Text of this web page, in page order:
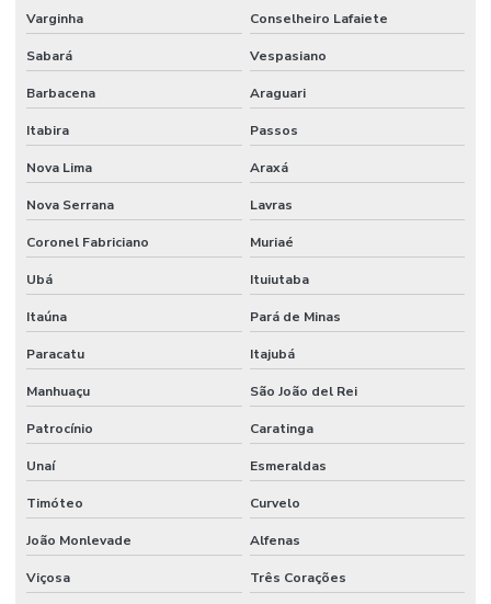
Varginha Conselheiro Lafaiete
Sabará Vespasiano
Barbacena Araguari
Itabira Passos
Nova Lima Araxá
Nova Serrana Lavras
Coronel Fabriciano Muriaé
Ubá Ituiutaba
Itaúna Pará de Minas
Paracatu Itajubá
Manhuaçu São João del Rei
Patrocínio Caratinga
Unaí Esmeraldas
Timóteo Curvelo
João Monlevade Alfenas
Viçosa Três Corações